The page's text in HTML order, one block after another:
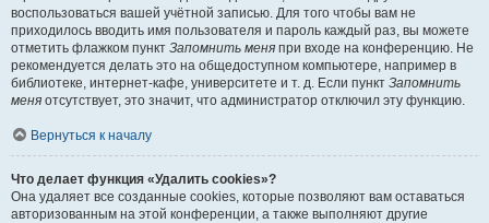
воспользоваться вашей учётной записью. Для того чтобы вам не
приходилось вводить имя пользователя и пароль каждый раз, вы можете
отметить флажком пункт Запомнить меня при входе на конференцию. Не
рекомендуется делать это на общедоступном компьютере, например в
библиотеке, интернет-кафе, университете и т. д. Если пункт Запомнить
меня отсутствует, это значит, что администратор отключил эту функцию.
Вернуться к началу
Что делает функция «Удалить cookies»?
Она удаляет все созданные cookies, которые позволяют вам оставаться
авторизованным на этой конференции, а также выполняют другие